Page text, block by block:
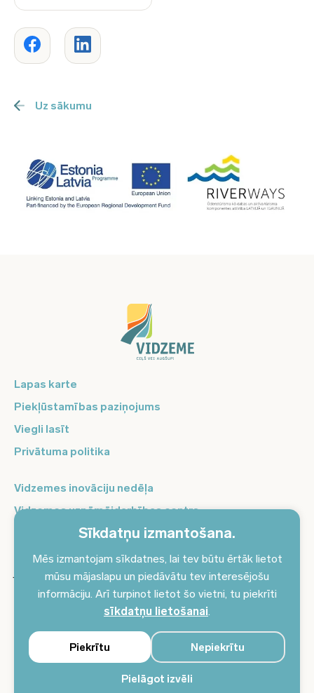
Sīkdatņu izmantošana.
Mēs izmantojam sīkdatnes, lai tev būtu ērtāk lietot
mūsu mājaslapu un piedāvātu tev interesējošu
informāciju. Arī turpinot lietot šo vietni, tu piekrīti
sīkdatņu lietošanai.
Pielāgot izvēli
Nepiekrītu
Piekrītu
Uz sākumu
Lapas karte
Piekļūstamības paziņojums
Viegli lasīt
Privātuma politika
Vidzemes inovāciju nedēļa
Vidzemes uzņēmējdarbības centrs
Balso Vidzeme
Pierakstieties jaunumiem un saņemiet aktuālākos
jaunumus savā e-pastā!
Pieteikties jaunumiem